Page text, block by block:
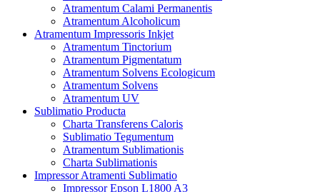
Atramentum Calami Permanentis
Atramentum Alcoholicum
Atramentum Impressoris Inkjet
Atramentum Tinctorium
Atramentum Pigmentatum
Atramentum Solvens Ecologicum
Atramentum Solvens
Atramentum UV
Sublimatio Producta
Charta Transferens Caloris
Sublimatio Tegumentum
Atramentum Sublimationis
Charta Sublimationis
Impressor Atramenti Sublimatio
Impressor Epson L1800 A3